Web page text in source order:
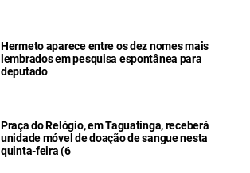
Hermeto aparece entre os dez nomes mais
lembrados em pesquisa espontânea para
deputado
Praça do Relógio, em Taguatinga, receberá
unidade móvel de doação de sangue nesta
quinta-feira (6